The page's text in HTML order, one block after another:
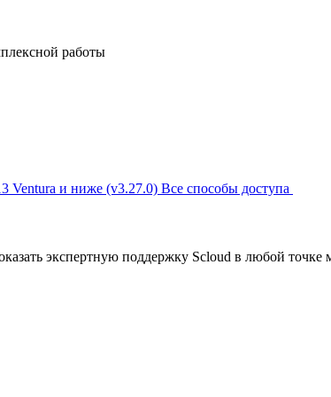
работы
Ventura и ниже (v3.27.0) Все способы доступа
экспертную поддержку Scloud в любой точке